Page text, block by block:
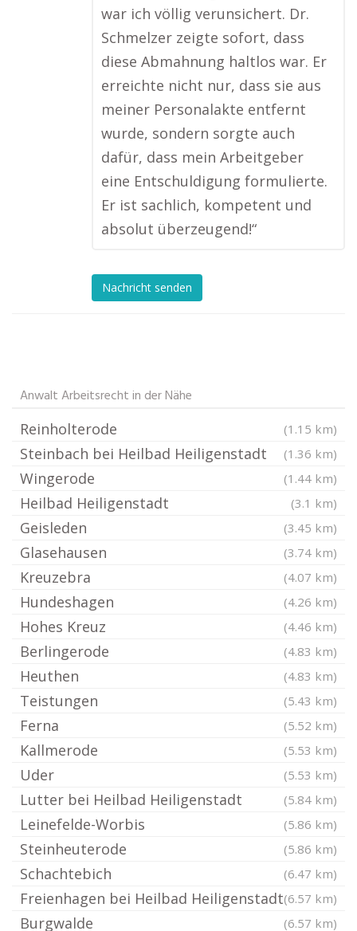
war ich völlig verunsichert. Dr.
Schmelzer zeigte sofort, dass
diese Abmahnung haltlos war. Er
erreichte nicht nur, dass sie aus
meiner Personalakte entfernt
wurde, sondern sorgte auch
dafür, dass mein Arbeitgeber
eine Entschuldigung formulierte.
Er ist sachlich, kompetent und
absolut überzeugend!“
Nachricht senden
Anwalt Arbeitsrecht in der Nähe
Reinholterode (1.15 km)
Steinbach bei Heilbad Heiligenstadt (1.36 km)
Wingerode (1.44 km)
Heilbad Heiligenstadt (3.1 km)
Geisleden (3.45 km)
Glasehausen (3.74 km)
Kreuzebra (4.07 km)
Hundeshagen (4.26 km)
Hohes Kreuz (4.46 km)
Berlingerode (4.83 km)
Heuthen (4.83 km)
Teistungen (5.43 km)
Ferna (5.52 km)
Kallmerode (5.53 km)
Uder (5.53 km)
Lutter bei Heilbad Heiligenstadt (5.84 km)
Leinefelde-Worbis (5.86 km)
Steinheuterode (5.86 km)
Schachtebich (6.47 km)
Freienhagen bei Heilbad Heiligenstadt(6.57 km)
Burgwalde (6.57 km)